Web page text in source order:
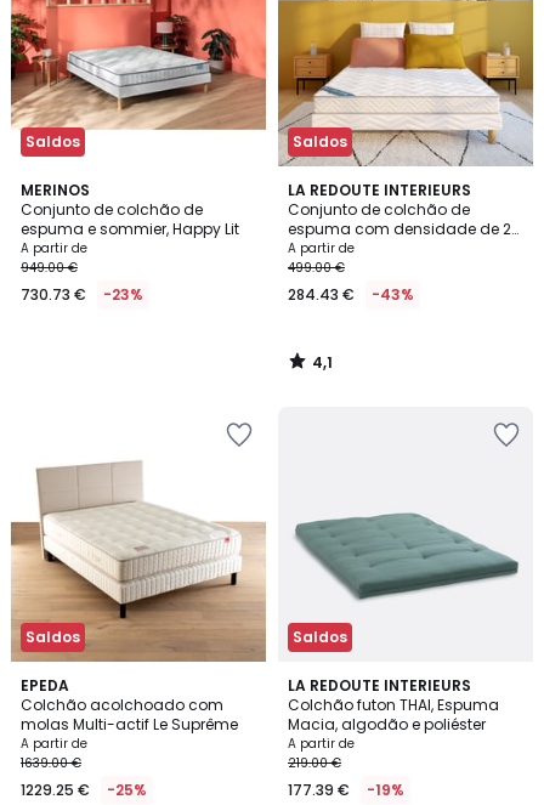
Saldos
MERINOS
Conjunto de colchão de
espuma e sommier, Happy Lit
A partir de
949.00 €
730.73 € -23%
Saldos
LA REDOUTE INTERIEURS
Conjunto de colchão de
espuma com densidade de 25
kg, firmeza elevada, conforto
macio + estrado
A partir de
499.00 €
284.43 € -43%
4,1
/ 5
4,1
/
Saldos
EPEDA
Colchão acolchoado com
molas Multi-actif Le Suprême
A partir de
1639.00 €
1229.25 € -25%
1
/
5
Saldos
LA REDOUTE INTERIEURS
Colchão futon THAI, Espuma
Macia, algodão e poliéster
A partir de
219.00 €
177.39 € -19%
3,7
/ 5
4
Cores